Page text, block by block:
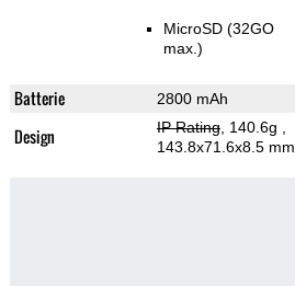
MicroSD (32GO
max.)
Batterie 2800 mAh
Design IP Rating, 140.6g
143.8x71.6x8.5 mm